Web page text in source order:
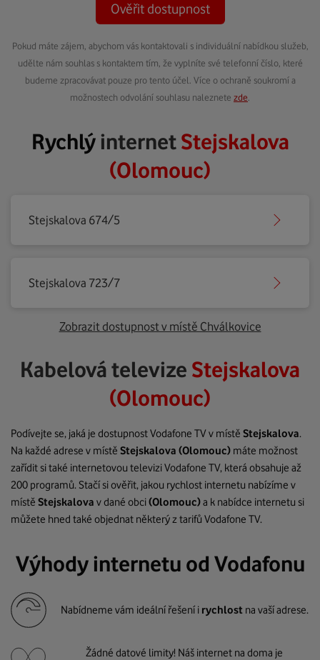
Ověřit dostupnost
Pokud máte zájem, abychom vás kontaktovali s individuální nabídkou služeb,
udělte nám souhlas s kontaktem tím, že vyplníte své telefonní číslo, které
budeme zpracovávat pouze pro tento účel. Více o ochraně soukromí a
možnostech odvolání souhlasu naleznete zde
RychlýinternetStejskalova
(Olomouc)
Stejskalova 674/5
Stejskalova 723/7
Zobrazit dostupnost v místě Chválkovice
Kabelová televize Stejskalova
(Olomouc)
Podívejte se, jaká je dostupnost Vodafone TV v místě Stejskalova.
Na každé adrese v místě Stejskalova (Olomouc) máte možnost
zařídit si také internetovou televizi Vodafone TV, která obsahuje až
200 programů. Stačí si ověřit, jakou rychlost internetu nabízíme v
místě Stejskalova v dané obci(Olomouc)a k nabídce internetu si
můžete hned také objednat některý z tarifů Vodafone TV.
Výhody internetu od Vodafonu
Nabídneme vám ideální řešení i rychlost na vaší adrese.
Žádné datové limity! Náš internet na doma je